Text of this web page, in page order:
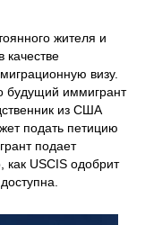
жителя и
качестве
визу.
будущий иммигрант
из США
подать петицию
подает
как USCIS одобрит